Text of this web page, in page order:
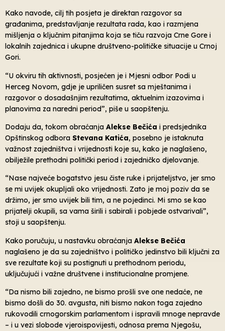
Kako navode, cilj tih posjeta je direktan razgovor sa
građanima, predstavljanje rezultata rada, kao i razmjena
mišljenja o ključnim pitanjima koja se tiču razvoja Crne Gore i
lokalnih zajednica i ukupne društveno-političke situacije u Crnoj
Gori.
“U okviru tih aktivnosti, posjećen je i Mjesni odbor Podi u
Herceg Novom, gdje je upriličen susret sa mještanima i
razgovor o dosadašnjim rezultatima, aktuelnim izazovima i
planovima za naredni period”, piše u saopštenju.
Dodaju da, tokom obraćanja Alekse Bečića i predsjednika
Opštinskog odbora Stevana Katića, posebno je istaknuta
važnost zajedništva i vrijednosti koje su, kako je naglašeno,
obilježile prethodni politički period i zajedničko djelovanje.
“Nase najveće bogatstvo jesu čiste ruke i prijateljstvo, jer smo
se mi uvijek okupljali oko vrijednosti. Zato je moj poziv da se
držimo, jer smo uvijek bili tim, a ne pojedinci. Mi smo se kao
prijatelji okupili, sa vama širili i sabirali i pobjede ostvarivali”,
stoji u saopštenju.
Kako poručuju, u nastavku obraćanja Alekse Bečića
naglašeno je da su zajedništvo i političko jedinstvo bili ključni za
sve rezultate koji su postignuti u prethodnom periodu,
uključujući i važne društvene i institucionalne promjene.
“Da nismo bili zajedno, ne bismo prošli sve one nedaće, ne
bismo došli do 30. avgusta, niti bismo nakon toga zajedno
rukovodili crnogorskim parlamentom i ispravili mnoge nepravde
– i u vezi slobode vjeroispovijesti, odnosa prema Njegošu,